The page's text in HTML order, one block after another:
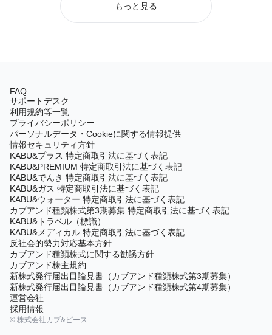
もっと見る
FAQ
サポートデスク
利用規約等一覧
プライバシーポリシー
パーソナルデータ・Cookieに関する情報提供
情報セキュリティ方針
KABU&プラス 特定商取引法に基づく表記
KABU&PREMIUM 特定商取引法に基づく表記
KABU&でんき 特定商取引法に基づく表記
KABU&ガス 特定商取引法に基づく表記
KABU&ウォーター 特定商取引法に基づく表記
カブアンド種類株式第3期募集 特定商取引法に基づく表記
KABU&トラベル（標識）
KABU&メディカル 特定商取引法に基づく表記
反社会的勢力対応基本方針
カブアンド種類株式に関する勧誘方針
カブアンド株主規約
新株式発行届出目論見書（カブアンド種類株式第3期募集）
新株式発行届出目論見書（カブアンド種類株式第4期募集）
運営会社
採用情報
© 株式会社カブ&ピース